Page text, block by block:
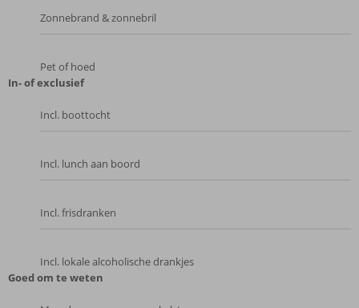
Zonnebrand & zonnebril
Pet of hoed
In- of exclusief
Incl. boottocht
Incl. lunch aan boord
Incl. frisdranken
Incl. lokale alcoholische drankjes
Goed om te weten